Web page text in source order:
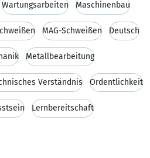
Wartungsarbeiten Maschinenbau
MAG-Schweißen Deutsch
Metallbearbeitung
Verständnis Ordentlichkeit
Lernbereitschaft